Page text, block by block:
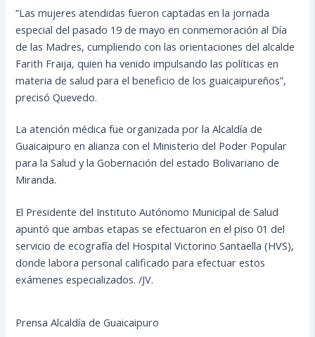
“Las mujeres atendidas fueron captadas en la jornada
especial del pasado 19 de mayo en conmemoración al Día
de las Madres, cumpliendo con las orientaciones del alcalde
Farith Fraija, quien ha venido impulsando las políticas en
materia de salud para el beneficio de los guaicaipureños”,
precisó Quevedo.
La atención médica fue organizada por la Alcaldía de
Guaicaipuro en alianza con el Ministerio del Poder Popular
para la Salud y la Gobernación del estado Bolivariano de
Miranda.
El Presidente del Instituto Autónomo Municipal de Salud
apuntó que ambas etapas se efectuaron en el piso 01 del
servicio de ecografía del Hospital Victorino Santaella (HVS),
donde labora personal calificado para efectuar estos
exámenes especializados. /JV.
Prensa Alcaldía de Guaicaipuro